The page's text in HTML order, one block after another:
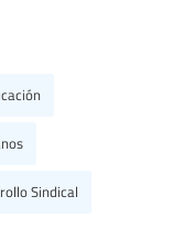
Sindical